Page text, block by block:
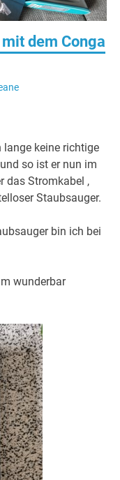
dem Conga
keine richtige
so ist er nun im
das Stromkabel ,
Staubsauger.
bin ich bei
wunderbar